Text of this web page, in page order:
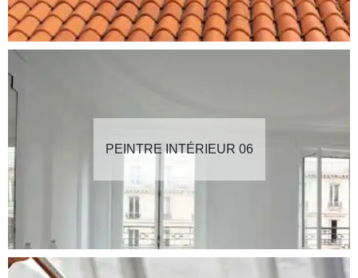
PEINTRE INTÉRIEUR 06